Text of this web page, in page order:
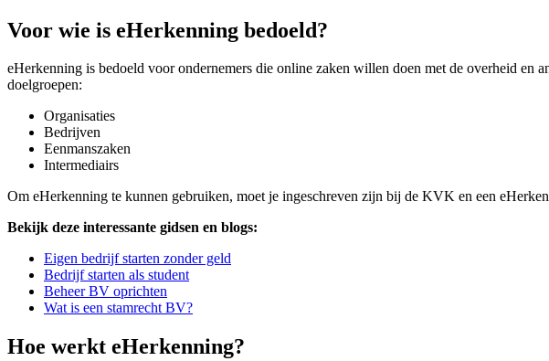
Voor wie is eHerkenning bedoeld?
eHerkenning is bedoeld voor ondernemers die online zaken willen doen met de overheid en
doelgroepen:
Organisaties
Bedrijven
Eenmanszaken
Intermediairs
Om eHerkenning te kunnen gebruiken, moet je ingeschreven zijn bij de KVK en een
Bekijk deze interessante gidsen en blogs:
Eigen bedrijf starten zonder geld
Bedrijf starten als student
Beheer BV oprichten
Wat is een stamrecht BV?
Hoe werkt eHerkenning?